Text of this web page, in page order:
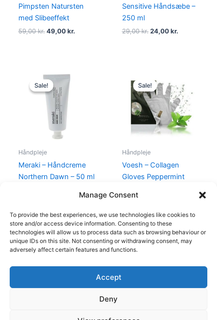
Manage Consent
To provide the best experiences, we use technologies like cookies to
store and/or access device information. Consenting to these
technologies will allow us to process data such as browsing behaviour or
unique IDs on this site. Not consenting or withdrawing consent, may
adversely affect certain features and functions.
Accept
Deny
Pimpsten Natursten
med Slibeeffekt
59,00kr. 49,00kr.
Sensitive Håndsæbe –
250 ml
29,00kr. 24,00kr.
Sale!
Sale!
Håndpleje
Meraki – Håndcreme
Northern Dawn – 50 ml
Original
price
was:
130,00 kr..
Sale!
Sale!
Håndpleje
Voesh – Collagen
Gloves Peppermint
price
was:
65,00 kr..
is:
49,00 kr..
Copyright © 2026
Shop